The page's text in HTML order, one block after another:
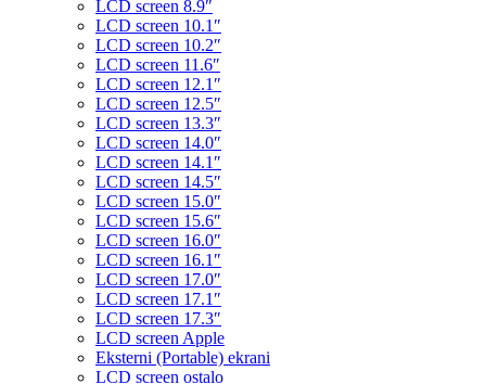
LCD screen 8.9″
LCD screen 10.1″
LCD screen 10.2″
LCD screen 11.6″
LCD screen 12.1″
LCD screen 12.5″
LCD screen 13.3″
LCD screen 14.0″
LCD screen 14.1″
LCD screen 14.5″
LCD screen 15.0″
LCD screen 15.6″
LCD screen 16.0″
LCD screen 16.1″
LCD screen 17.0″
LCD screen 17.1″
LCD screen 17.3″
LCD screen Apple
Eksterni (Portable) ekrani
LCD screen ostalo